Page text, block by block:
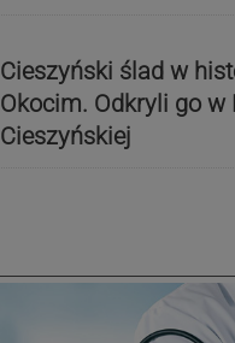
Cieszyński ślad w
Okocim. Odkryli go w
Cieszyńskiej